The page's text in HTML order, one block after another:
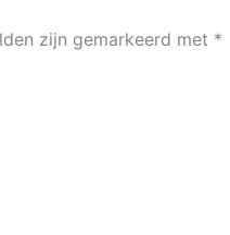
zijn gemarkeerd met *